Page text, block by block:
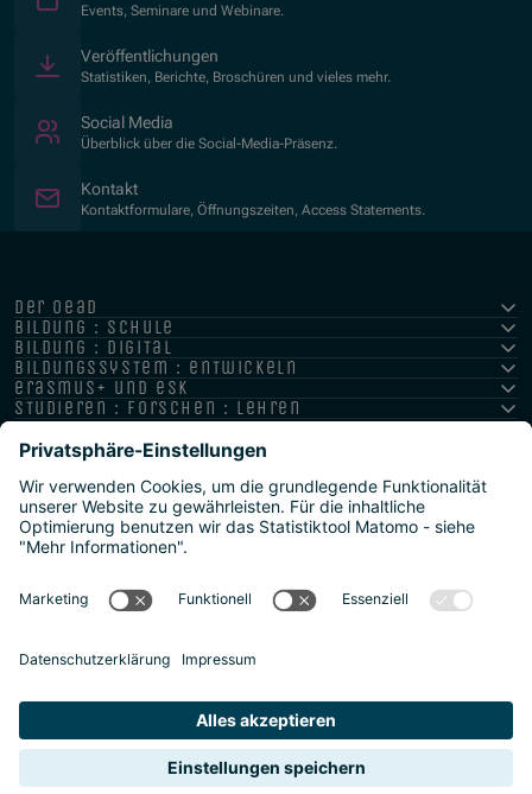
Events, Seminare und Webinare.
Veröffentlichungen
Statistiken, Berichte, Broschüren und vieles mehr.
Social Media
Überblick über die Social-Media-Präsenz.
Kontakt
Kontaktformulare, Öffnungszeiten, Access Statements.
der oead
bildung : schule
bildung : digital
bildungssystem : entwickeln
erasmus+ und esk
studieren : forschen : lehren
hochschule : strategie : international
Datenschutz
Sitemap